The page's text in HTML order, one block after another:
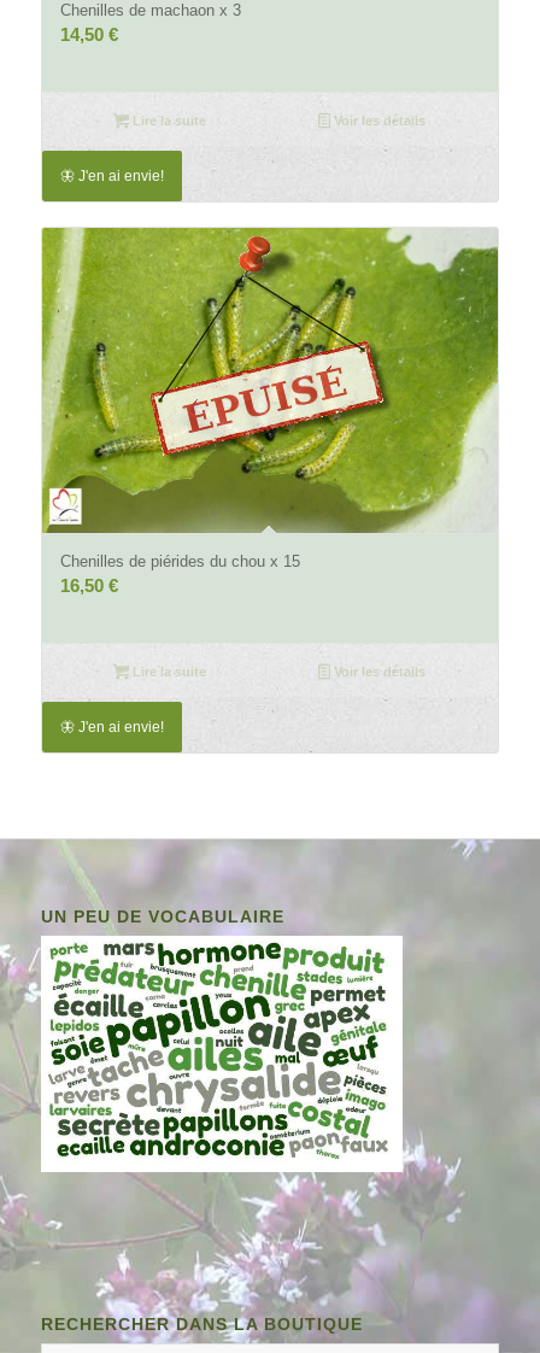
Chenilles de machaon x 3
14,50 €
Lire la suite Voir les détails
🦋 J'en ai envie!
Chenilles de piérides du chou x 15
16,50 €
Lire la suite Voir les détails
🦋 J'en ai envie!
UN PEU DE VOCABULAIRE
RECHERCHER DANS LA BOUTIQUE